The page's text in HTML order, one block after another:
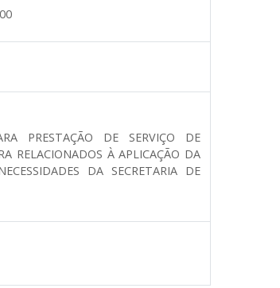
PRESTAÇÃO DE SERVIÇO DE
RELACIONADOS À APLICAÇÃO DA
DA SECRETARIA DE